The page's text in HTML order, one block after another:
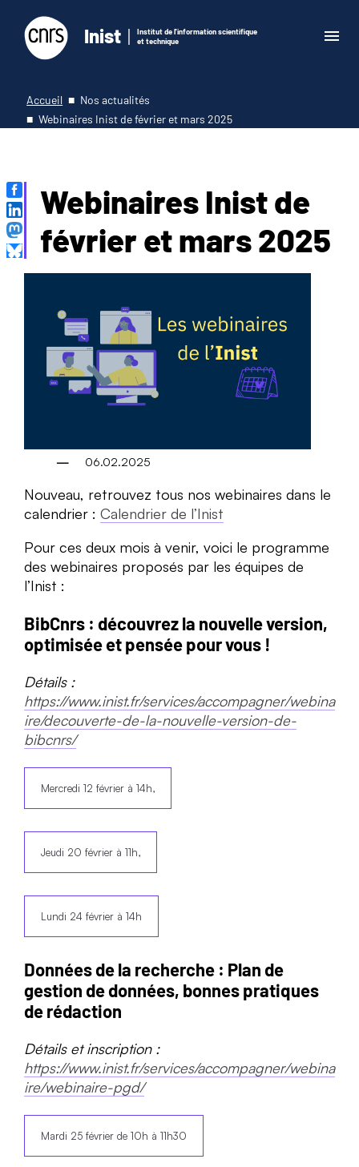
Inist
Institut de l'information scientifique
et technique
Accueil
Nos actualités
Webinaires Inist de février et mars 2025
Webinaires Inist de
février et mars 2025
06.02.2025
Nouveau, retrouvez tous nos webinaires dans le
calendrier : Calendrier de l’Inist
Pour ces deux mois à venir, voici le programme
des webinaires proposés par les équipes de
l’Inist :
BibCnrs : découvrez la nouvelle version,
optimisée et pensée pour vous !
Détails :
https://www.inist.fr/services/accompagner/webina
ire/decouverte-de-la-nouvelle-version-de-
bibcnrs/
Mercredi 12 février à 14h,
Jeudi 20 février à 11h,
Lundi 24 février à 14h
Données de la recherche : Plan de
gestion de données, bonnes pratiques
de rédaction
Détails et inscription :
https://www.inist.fr/services/accompagner/webina
ire/webinaire-pgd/
Mardi 25 février de 10h à 11h30